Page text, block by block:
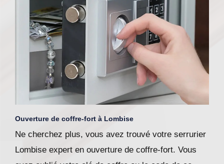
Ouverture de coffre-fort à Lombise
Ne cherchez plus, vous avez trouvé votre serrurier
Lombise expert en ouverture de coffre-fort. Vous